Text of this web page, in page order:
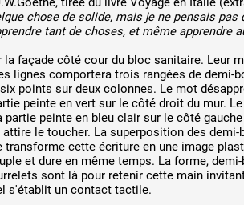
chose de solide, mais je ne pensais
tant de choses, et même apprendre
façade côté cour du bloc sanitaire. Leur
lignes comportera trois rangées de demi-
points sur deux colonnes. Le mot
peinte en vert sur le côté droit du mur.
partie peinte en bleu clair sur le côté gauche
le toucher. La superposition des demi-
cette écriture en une image
et dure en même temps. La forme,
sont là pour retenir cette main
s'établit un contact tactile.